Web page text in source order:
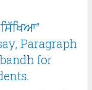
Paragraph
for